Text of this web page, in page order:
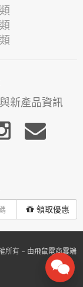
新產品資訊
領取優惠
所有 - 由飛鼠電商雲端